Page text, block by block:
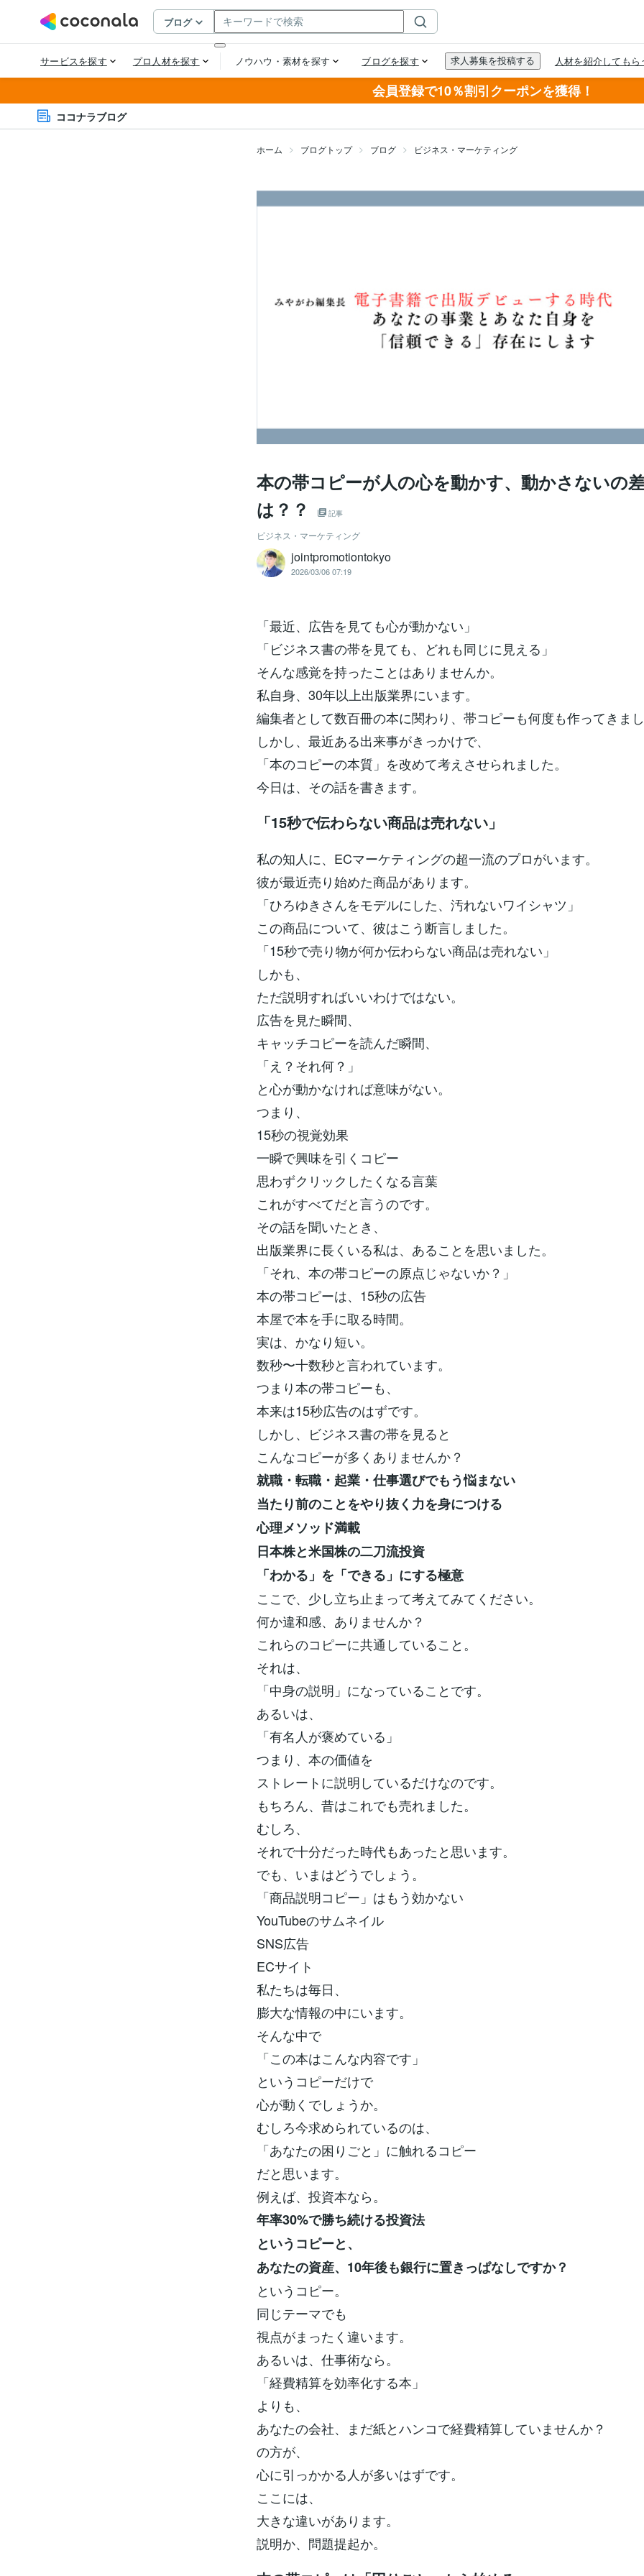
会員登録で10％割引クーポンを獲得！
ココナラブログ
ホーム ブログトップ ブログ ビジネス・マーケティング
本の帯コピーが人の心を動かす、動かさないの
は？？
記事
ビジネス・マーケティング
jointpromotiontokyo
2026/03/06 07:19
「最近、広告を見ても心が動かない」
「ビジネス書の帯を見ても、どれも同じに見える」
そんな感覚を持ったことはありませんか。
私自身、30年以上出版業界にいます。
編集者として数百冊の本に関わり、帯コピーも何度も作ってきま
しかし、最近ある出来事がきっかけで、
「本のコピーの本質」を改めて考えさせられました。
今日は、その話を書きます。
「15秒で伝わらない商品は売れない」
私の知人に、ECマーケティングの超一流のプロがいます。
彼が最近売り始めた商品があります。
「ひろゆきさんをモデルにした、汚れないワイシャツ」
この商品について、彼はこう断言しました。
「15秒で売り物が何か伝わらない商品は売れない」
しかも、
ただ説明すればいいわけではない。
広告を見た瞬間、
キャッチコピーを読んだ瞬間、
「え？それ何？」
と心が動かなければ意味がない。
つまり、
15秒の視覚効果
一瞬で興味を引くコピー
思わずクリックしたくなる言葉
これがすべてだと言うのです。
その話を聞いたとき、
出版業界に長くいる私は、あることを思いました。
「それ、本の帯コピーの原点じゃないか？」
本の帯コピーは、15秒の広告
本屋で本を手に取る時間。
実は、かなり短い。
数秒〜十数秒と言われています。
つまり本の帯コピーも、
本来は15秒広告のはずです。
しかし、ビジネス書の帯を見ると
こんなコピーが多くありませんか？
就職・転職・起業・仕事選びでもう悩まない
当たり前のことをやり抜く力を身につける
心理メソッド満載
日本株と米国株の二刀流投資
「わかる」を「できる」にする極意
ここで、少し立ち止まって考えてみてください。
何か違和感、ありませんか？
これらのコピーに共通していること。
それは、
「中身の説明」になっていることです。
あるいは、
「有名人が褒めている」
つまり、本の価値を
ストレートに説明しているだけなのです。
もちろん、昔はこれでも売れました。
むしろ、
それで十分だった時代もあったと思います。
でも、いまはどうでしょう。
「商品説明コピー」はもう効かない
YouTubeのサムネイル
SNS広告
ECサイト
私たちは毎日、
膨大な情報の中にいます。
そんな中で
「この本はこんな内容です」
というコピーだけで
心が動くでしょうか。
むしろ今求められているのは、
「あなたの困りごと」に触れるコピー
だと思います。
例えば、投資本なら。
年率30%で勝ち続ける投資法
というコピーと、
あなたの資産、10年後も銀行に置きっぱなしですか？
というコピー。
同じテーマでも
視点がまったく違います。
あるいは、仕事術なら。
「経費精算を効率化する本」
よりも、
あなたの会社、まだ紙とハンコで経費精算していませんか？
の方が、
心に引っかかる人が多いはずです。
ここには、
大きな違いがあります。
説明か、問題提起か。